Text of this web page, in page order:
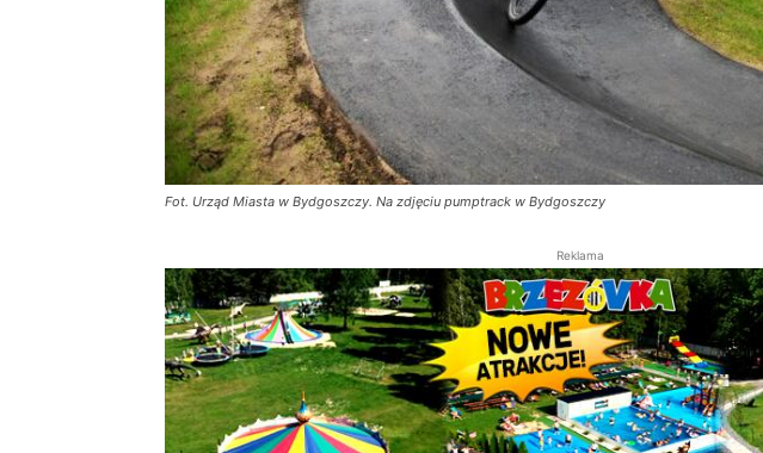
Fot. Urząd Miasta w Bydgoszczy. Na zdjęciu pumptrack w Bydgoszczy
Reklama